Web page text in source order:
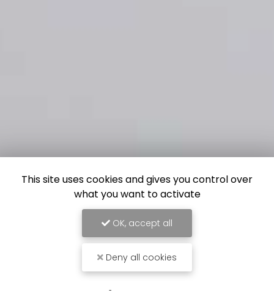
This site uses cookies and gives you control over
what you want to activate
OK, accept all
Deny all cookies